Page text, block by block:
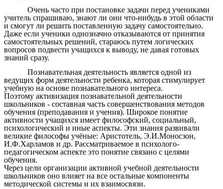
Очень часто при постановке задачи перед учениками
учитель спрашиваю, знают ли они что-нибудь в этой области
и смогут ли решить поставленную задачу самостоятельно.
Даже если ученики однозначно отказываются от принятия
самостоятельных решений, стараюсь путем логических
вопросов подвести учащихся к выводу, не давая готовых
знаний сразу.
Познавательная деятельность является одной из
ведущих форм деятельности ребенка, которая стимулирует
учебную на основе познавательного интереса.
Поэтому активизация познавательной деятельности
школьников - составная часть совершенствования методов
обучения (преподавания и учения). Широкое понятие
активности учащихся имеет философский, социальный,
психологический и иные аспекты. Эти знания развивали
великие философы учёные: Аристотель, Э.И.Моносзон,
И.Ф.Харламов и др. Рассматриваемое в психолого-
педагогическом аспекте это понятие связано с целями
обучения.
Через цели организации активной учебной деятельности
школьников оно влияет на все остальные компоненты
методической системы и их взаимосвязи.